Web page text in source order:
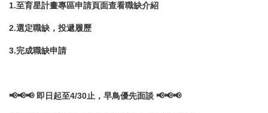
1.至育星計畫專區申請頁面查看職缺介紹
2.選定職缺，投遞履歷
3.完成職缺申請
📢📢📢 即日起至4/30止，早鳥優先面談 📢📢📢